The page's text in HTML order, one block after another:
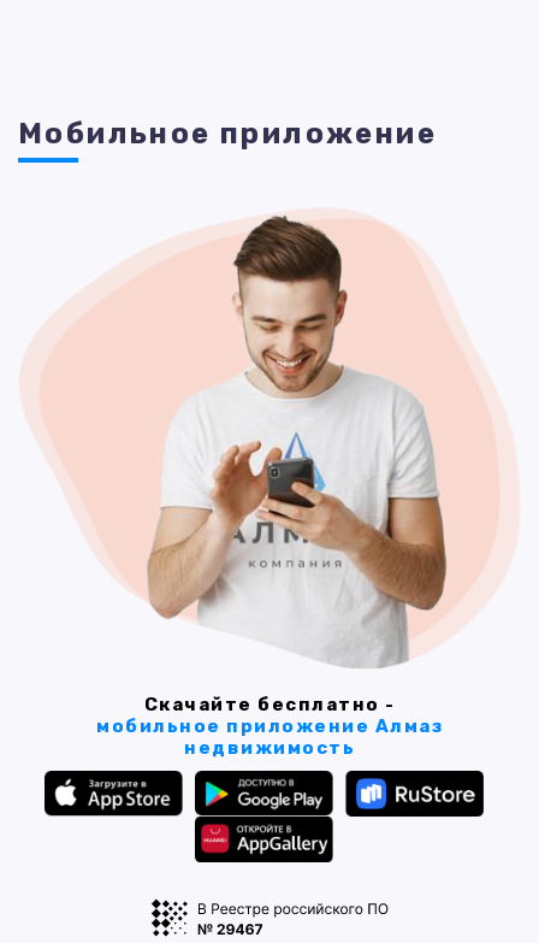
Мобильное приложение
Скачайте бесплатно -
мобильное приложение Алмаз
недвижимость